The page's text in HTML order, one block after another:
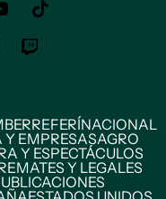
REFERÍNACIONAL
EMPRESASAGRO
Y ESPECTÁCULOS
Y LEGALES